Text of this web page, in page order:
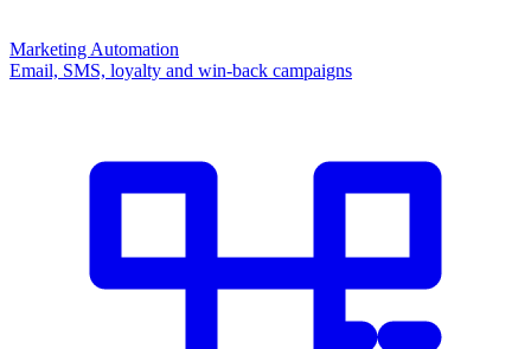
Marketing Automation
Email, SMS, loyalty and win-back campaigns